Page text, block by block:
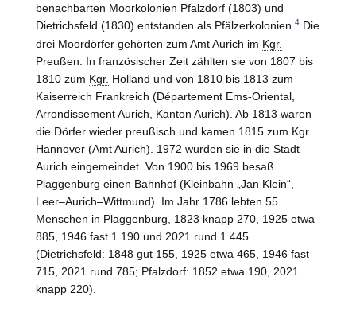
benachbarten Moorkolonien Pfalzdorf (1803) und
Dietrichsfeld (1830) entstanden als Pfälzerkolonien. 4Die
drei Moordörfer gehörten zum AmtAurich im Kgr.
Preußen. In französischer Zeit zählten sie von 1807 bis
1810 zum Kgr. Holland und von 1810 bis 1813 zum
Kaiserreich Frankreich (Département Ems-Oriental,
ArrondissementAurich , Kanton Aurich). Ab 1813 waren
die Dörfer wieder preußisch und kamen 1815 zum Kgr.
Hannover(AmtAurich). 1972 wurden sie in die Stadt
Aurich eingemeindet. Von 1900 bis 1969 besaß
Plaggenburg einen Bahnhof (Kleinbahn „Jan Klein“,
Leer–Aurich–Wittmund). Im Jahr 1786 lebten 55
Menschen in Plaggenburg, 1823 knapp 270, 1925 etwa
885, 1946 fast 1.190 und 2021 rund 1.445
(Dietrichsfeld: 1848 gut 155, 1925 etwa 465, 1946 fast
715, 2021 rund 785; Pfalzdorf: 1852 etwa 190, 2021
knapp 220).